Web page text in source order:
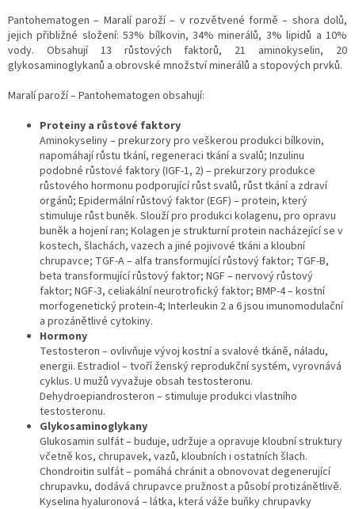
Pantohematogen – Maralí paroží – v rozvětvené formě – shora dolů,
jejich přibližné složení: 53% bílkovin, 34% minerálů, 3% lipidů a 10%
vody. Obsahují 13 růstových faktorů, 21 aminokyselin, 20
glykosaminoglykanů a obrovské množství minerálů a stopových prvků.
Maralí paroží – Pantohematogen obsahují:
Proteiny a růstové faktory
Aminokyseliny – prekurzory pro veškerou produkci bílkovin,
napomáhají růstu tkání, regeneraci tkání a svalů; Inzulinu
podobné růstové faktory (IGF-1, 2) – prekurzory produkce
růstového hormonu podporující růst svalů, růst tkání a zdraví
orgánů; Epidermální růstový faktor (EGF) – protein, který
stimuluje růst buněk. Slouží pro produkci kolagenu, pro opravu
buněk a hojení ran; Kolagen je strukturní protein nacházející se v
kostech, šlachách, vazech a jiné pojivové tkáni a kloubní
chrupavce; TGF-A – alfa transformující růstový faktor; TGF-B,
beta transformující růstový faktor; NGF – nervový růstový
faktor; NGF-3, celiakální neurotrofický faktor; BMP-4 – kostní
morfogenetický protein-4; Interleukin 2 a 6 jsou imunomodulační
a prozánětlivé cytokiny.
Hormony
Testosteron – ovlivňuje vývoj kostní a svalové tkáně, náladu,
energii. Estradiol – tvoří ženský reprodukční systém, vyrovnává
cyklus. U mužů vyvažuje obsah testosteronu.
Dehydroepiandrosteron – stimuluje produkci vlastního
testosteronu.
Glykosaminoglykany
Glukosamin sulfát – buduje, udržuje a opravuje kloubní struktury
včetně kos, chrupavek, vazů, kloubních i ostatních šlach.
Chondroitin sulfát – pomáhá chránit a obnovovat degenerující
chrupavku, dodává chrupavce pružnost a působí protizánětlivě.
Kyselina hyaluronová – látka, která váže buňky chrupavky